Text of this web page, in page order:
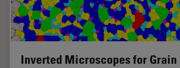
Inverted Microscopes for Grain